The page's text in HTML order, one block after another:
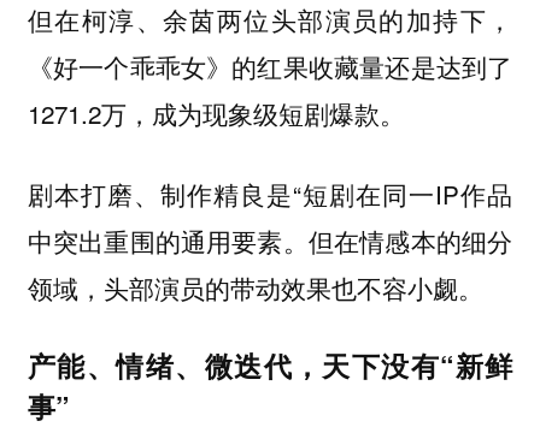
但在柯淳、余茵两位头部演员的加持下，
《好一个乖乖女》的红果收藏量还是达到了
1271.2万，成为现象级短剧爆款。
剧本打磨、制作精良是“短剧在同一IP作品
中突出重围的通用要素。但在情感本的细分
领域，头部演员的带动效果也不容小觑。
产能、情绪、微迭代，天下没有“新鲜
事”